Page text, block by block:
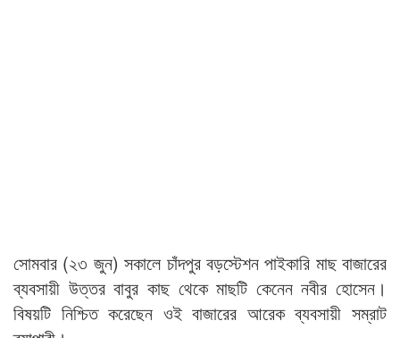
সোমবার (২৩ জুন) সকালে চাঁদপুর বড়স্টেশন পাইকারি মাছ বাজারের
ব্যবসায়ী উত্তর বাবুর কাছ থেকে মাছটি কেনেন নবীর হোসেন।
বিষয়টি নিশ্চিত করেছেন ওই বাজারের আরেক ব্যবসায়ী সম্রাট